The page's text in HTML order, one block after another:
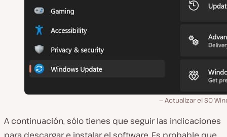
Actualizar el SO
A continuación, sólo tienes que seguir las indicaciones